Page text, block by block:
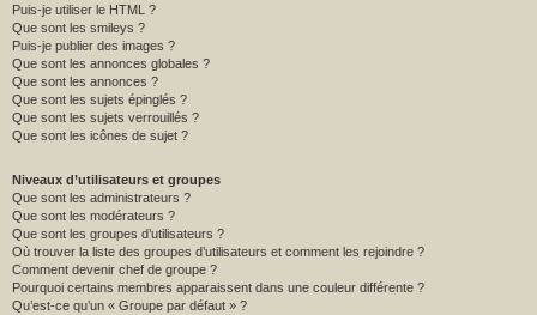
Puis-je utiliser le HTML ?
Que sont les smileys ?
Puis-je publier des images ?
Que sont les annonces globales ?
Que sont les annonces ?
Que sont les sujets épinglés ?
Que sont les sujets verrouillés ?
Que sont les icônes de sujet ?
Niveaux d’utilisateurs et groupes
Que sont les administrateurs ?
Que sont les modérateurs ?
Que sont les groupes d’utilisateurs ?
Où trouver la liste des groupes d’utilisateurs et comment les rejoindre ?
Comment devenir chef de groupe ?
Pourquoi certains membres apparaissent dans une couleur différente ?
Qu’est-ce qu’un « Groupe par défaut » ?